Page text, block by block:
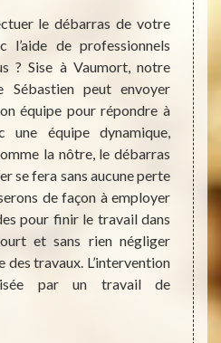
le débarras de votre
l’aide de professionnels
? Sise à Vaumort, notre
Sébastien peut envoyer
équipe pour répondre à
une équipe dynamique,
la nôtre, le débarras
se fera sans aucune perte
de façon à employer
pour finir le travail dans
et sans rien négliger
des travaux. L’intervention
par un travail de
Il
ces
de
dans
dans
nous